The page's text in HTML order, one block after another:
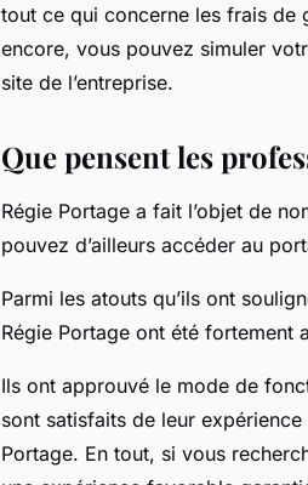
tout ce qui concerne les frais de
encore, vous pouvez simuler
site de l’entreprise.
Que pensent les
Régie Portage a fait l’objet de
pouvez d’ailleurs accéder au
Parmi les atouts qu’ils ont
Régie Portage ont été fortement
Ils ont approuvé le mode de
sont satisfaits de leur
Portage. En tout, si vous